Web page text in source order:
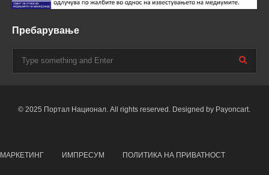
Пребарување
© 2025 Портал Национал. All rights reserved. Designed by Payoncart.
МАРКЕТИНГ ИМПРЕСУМ ПОЛИТИКА НА ПРИВАТНОСТ